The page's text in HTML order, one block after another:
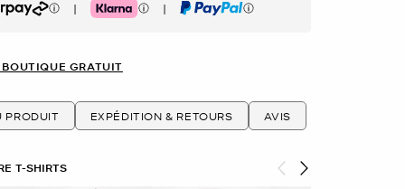
| Klarna | PayPal
GRATUIT
PRODUIT EXPÉDITION & RETOURS AVIS
T-SHIRTS